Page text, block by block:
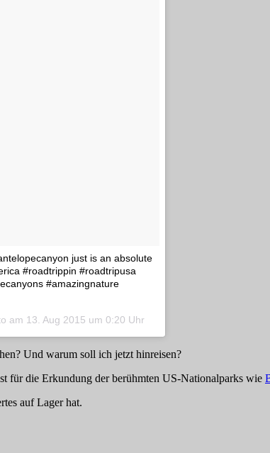
just is an absolute
#roadtrippin #roadtripusa
#amazingnature
am 13. Aug 2015 um 0:20 Uhr
Und warum soll ich jetzt hinreisen?
für die Erkundung der berühmten US-Nationalparks wie
auf Lager hat.